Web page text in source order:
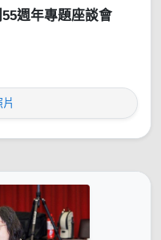
週年專題座談會